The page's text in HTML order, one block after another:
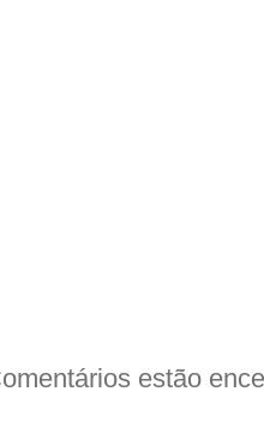
estão